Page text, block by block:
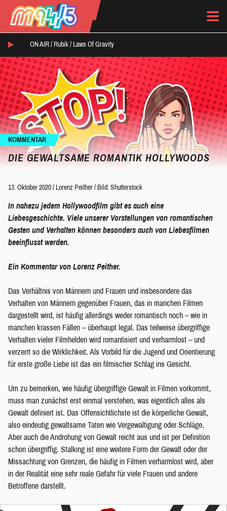
ON AIR / Rubik / Laws Of Gravity
KOMMENTAR
DIE GEWALTSAME ROMANTIK HOLLYWOODS
13. Oktober 2020 / Lorenz Peither / Bild: Shutterstock
In nahezu jedem Hollywoodfilm gibt es auch eine
Liebesgeschichte. Viele unserer Vorstellungen von romantischen
Gesten und Verhalten können besonders auch von Liebesfilmen
beeinflusst werden.
Ein Kommentar von Lorenz Peither.
Das Verhältnis von Männern und Frauen und insbesondere das
Verhalten von Männern gegenüber Frauen, das in manchen Filmen
dargestellt wird, ist häufig allerdings weder romantisch noch – wie in
manchen krassen Fällen – überhaupt legal. Das teilweise übergriffige
Verhalten vieler Filmhelden wird romantisiert und verharmlost – und
verzerrt so die Wirklichkeit. Als Vorbild für die Jugend und Orientierung
für erste große Liebe ist das ein filmischer Schlag ins Gesicht.
Um zu bemerken, wie häufig übergriffige Gewalt in Filmen vorkommt,
muss man zunächst erst einmal verstehen, was eigentlich alles als
Gewalt definiert ist. Das Offensichtlichste ist die körperliche Gewalt,
also eindeutig gewaltsame Taten wie Vergewaltigung oder Schläge.
Aber auch die Androhung von Gewalt reicht aus und ist per Definition
schon übergriffig. Stalking ist eine weitere Form der Gewalt oder der
Missachtung von Grenzen, die häufig in Filmen verharmlost wird, aber
in der Realität eine sehr reale Gefahr für viele Frauen und andere
Betroffene darstellt.